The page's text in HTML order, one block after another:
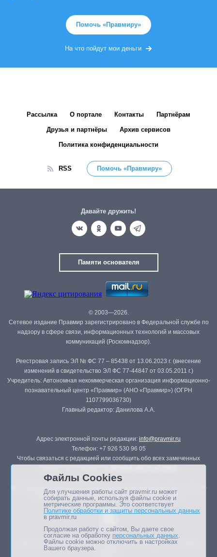
Помочь «Правмиру»
На что пойдут мои деньги
Рассылка О портале Контакты Партнёрам
Друзья и партнёры Архив сервисов
Политика конфиденциальности
RSS Помочь «Правмиру»
Давайте дружить!
Памяти основателя
© 2003—2026.
Сетевое издание Правмир зарегистрировано в Федеральной службе по
надзору в сфере связи, информационных технологий и массовых
коммуникаций (Роскомнадзор).
Реестровая запись ЭЛ № ФС 77 – 85438 от 13.06.2023 г. (внесение
изменений в свидетельство ЭЛ ФС 77-44847 от 03.05.2011 г.)
Учредитель: Автономная некоммерческая организация информационно-
познавательный центр «Правмир» (АНО «Правмир») (ОГРН
1107799036730)
Главный редактор: Данилова А.А.
Адрес электронной почты редакции: info@pravmir.ru
Телефон: +7 926 530 96 05
Чтобы связаться с редакцией или сообщить обо всех замеченных
Републикация материалов сайта в печатных изданиях (книгах, прессе)
возможна только с письменного разрешения редакции.
Мнение авторов статей портала может не совпадать с позицией
Файлы Cookies
Для улучшения работы сайт pravmir.ru может
собирать данные, используя файлы cookie и
метрические программы. Это соответствует
Политике обработки и защиты персональных данных
в pravmir.ru
Продолжая работу с сайтом, Вы даете свое
согласие на обработку персональных данных.
Файлы cookie можно отключить в настройках
Вашего браузера.